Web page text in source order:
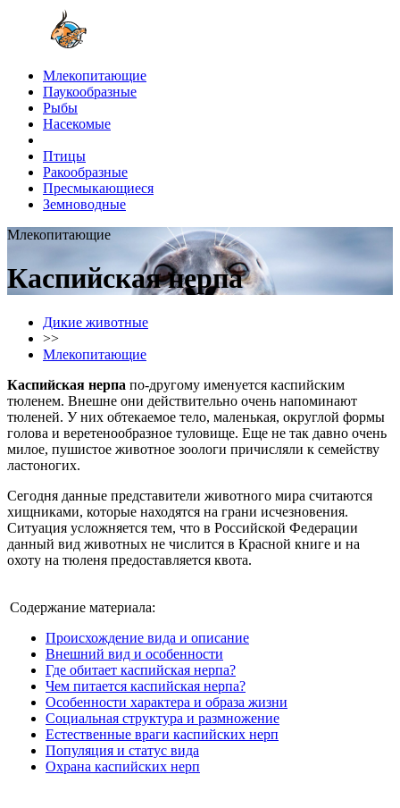
Млекопитающие
Паукообразные
Рыбы
Насекомые
Птицы
Ракообразные
Пресмыкающиеся
Земноводные
Млекопитающие
Каспийская нерпа
Дикие животные
>>
Млекопитающие
Каспийская нерпа по-другому именуется каспийским
тюленем. Внешне они действительно очень напоминают
тюленей. У них обтекаемое тело, маленькая, округлой формы
голова и веретенообразное туловище. Еще не так давно очень
милое, пушистое животное зоологи причисляли к семейству
ластоногих.
Сегодня данные представители животного мира считаются
хищниками, которые находятся на грани исчезновения.
Ситуация усложняется тем, что в Российской Федерации
данный вид животных не числится в Красной книге и на
охоту на тюленя предоставляется квота.
Содержание материала:
Происхождение вида и описание
Внешний вид и особенности
Где обитает каспийская нерпа?
Чем питается каспийская нерпа?
Особенности характера и образа жизни
Социальная структура и размножение
Естественные враги каспийских нерп
Популяция и статус вида
Охрана каспийских нерп